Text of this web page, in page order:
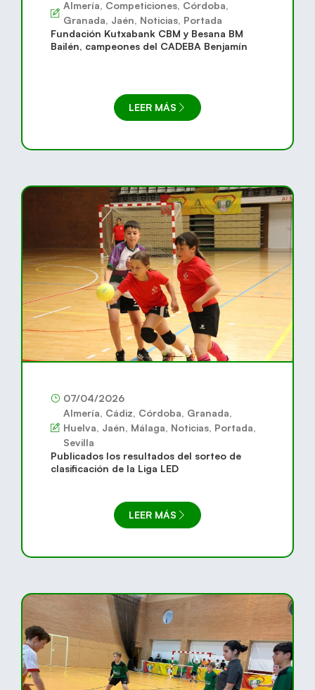
Almería, Competiciones, Córdoba,
Granada, Jaén, Noticias, Portada
Fundación Kutxabank CBM y Besana BM
Bailén, campeones del CADEBA Benjamín
LEER MÁS
07/04/2026
Almería, Cádiz, Córdoba, Granada,
Huelva, Jaén, Málaga, Noticias, Portada,
Sevilla
Publicados los resultados del sorteo de
clasificación de la Liga LED
LEER MÁS